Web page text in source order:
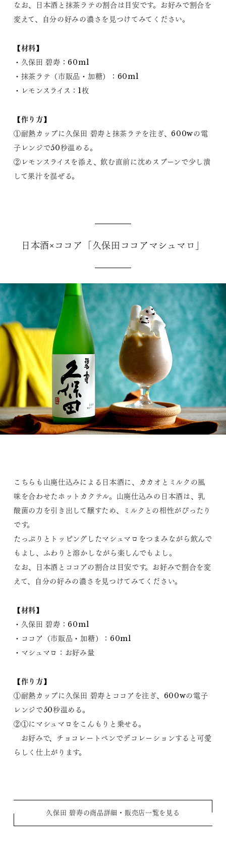
なお、日本酒と抹茶ラテの割合は目安です。お好みで割合を
変えて、自分の好みの濃さを見つけてみてください。
【材料】
・久保田 碧寿：60ml
・抹茶ラテ（市販品・加糖）：60ml
・レモンスライス：1枚
【作り方】
①耐熱カップに久保田 碧寿と抹茶ラテを注ぎ、600wの電
子レンジで50秒温める。
②レモンスライスを添え、飲む直前に沈めスプーンで少し潰
して果汁を混ぜる。
日本酒×ココア「久保田ココアマシュマロ」
こちらも山廃仕込みによる日本酒に、カカオとミルクの風
味を合わせたホットカクテル。山廃仕込みの日本酒は、乳
酸菌の力を引き出して醸すため、ミルクとの相性がぴったり
です。
たっぷりとトッピングしたマシュマロをつまみながら飲んで
もよし、ふわりと溶かしながら楽しんでもよし。
なお、日本酒とココアの割合は目安です。お好みで割合を変
えて、自分の好みの濃さを見つけてみてください。
【材料】
・久保田 碧寿：60ml
・ココア（市販品・加糖）：60ml
・マシュマロ：お好み量
【作り方】
①耐熱カップに久保田 碧寿とココアを注ぎ、600wの電子
レンジで50秒温める。
②①にマシュマロをこんもりと乗せる。
お好みで、チョコレートペンでデコレーションすると可愛
らしく仕上がります。
久保田 碧寿の商品詳細・販売店一覧を見る